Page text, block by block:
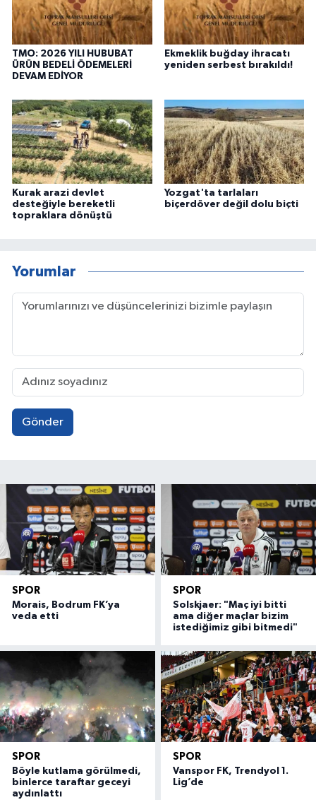
TMO: 2026 YILI HUBUBAT
ÜRÜN BEDELİ ÖDEMELERİ
DEVAM EDİYOR
Ekmeklik buğday ihracatı
yeniden serbest bırakıldı!
Kurak arazi devlet
desteğiyle bereketli
topraklara dönüştü
Yozgat'ta tarlaları
biçerdöver değil dolu biçti
Yorumlar
Gönder
SPOR
Morais, Bodrum FK’ya
veda etti
SPOR
Solskjaer: "Maç iyi bitti
ama diğer maçlar bizim
istediğimiz gibi bitmedi"
SPOR
Böyle kutlama görülmedi,
binlerce taraftar geceyi
aydınlattı
SPOR
Vanspor FK, Trendyol 1.
Lig’de